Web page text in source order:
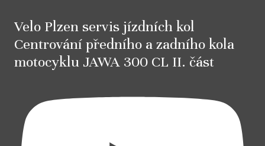
Velo Plzen servis jízdních kol
Centrování předního a zadního kola
motocyklu JAWA 300 CL II. část